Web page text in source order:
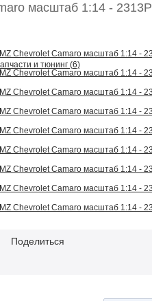
Роботы
Детский транспорт
Детские игрушки
Конструкторы
масштаб 1:14 - 2313P
и тюнинг (6)
Поделиться